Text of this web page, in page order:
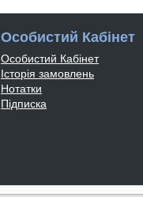
Особистий Кабінет
Особистий Кабінет
Історія замовлень
Нотатки
Підписка